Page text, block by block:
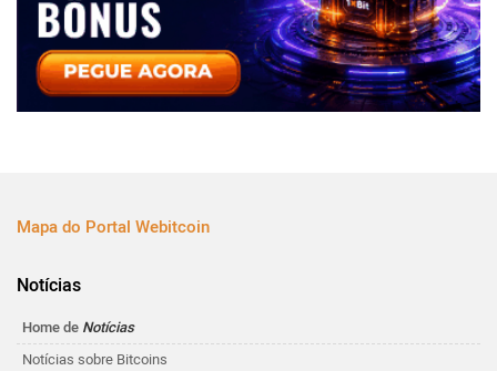
Mapa do Portal Webitcoin
Notícias
Home de Notícias
Notícias sobre Bitcoins